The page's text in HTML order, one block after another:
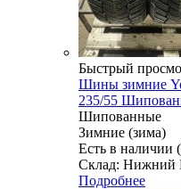
Быстрый
Шины зимние
235/55
Шипованные
Зимние (зима)
Есть в наличии
Склад: Нижний
Подробнее